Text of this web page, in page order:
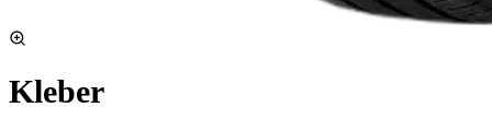
Kleber